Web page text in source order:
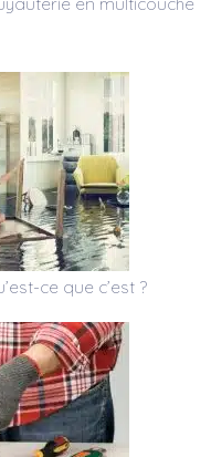
en multicouche
ce que c’est ?